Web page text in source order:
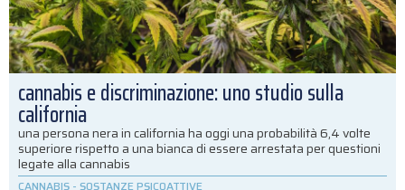
cannabis e discriminazione: uno studio sulla
california
una persona nera in california ha oggi una probabilità 6,4 volte
superiore rispetto a una bianca di essere arrestata per questioni
legate alla cannabis
CANNABIS - SOSTANZE PSICOATTIVE